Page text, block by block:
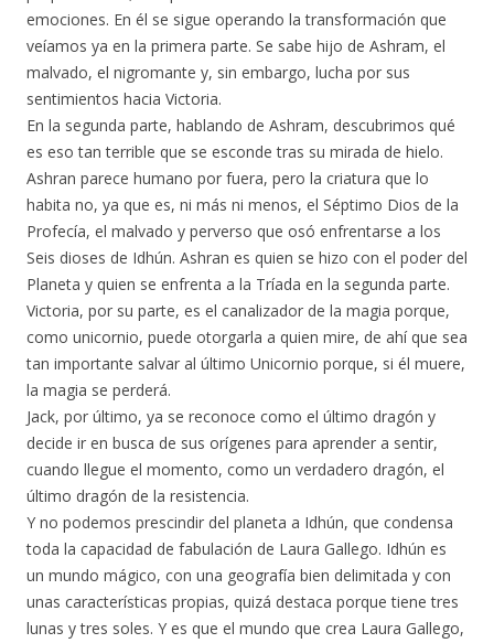
emociones. En él se sigue operando la transformación que
veíamos ya en la primera parte. Se sabe hijo de Ashram, el
malvado, el nigromante y, sin embargo, lucha por sus
sentimientos hacia Victoria.
En la segunda parte, hablando de Ashram, descubrimos qué
es eso tan terrible que se esconde tras su mirada de hielo.
Ashran parece humano por fuera, pero la criatura que lo
habita no, ya que es, ni más ni menos, el Séptimo Dios de la
Profecía, el malvado y perverso que osó enfrentarse a los
Seis dioses de Idhún. Ashran es quien se hizo con el poder del
Planeta y quien se enfrenta a la Tríada en la segunda parte.
Victoria, por su parte, es el canalizador de la magia porque,
como unicornio, puede otorgarla a quien mire, de ahí que sea
tan importante salvar al último Unicornio porque, si él muere,
la magia se perderá.
Jack, por último, ya se reconoce como el último dragón y
decide ir en busca de sus orígenes para aprender a sentir,
cuando llegue el momento, como un verdadero dragón, el
último dragón de la resistencia.
Y no podemos prescindir del planeta a Idhún, que condensa
toda la capacidad de fabulación de Laura Gallego. Idhún es
un mundo mágico, con una geografía bien delimitada y con
unas características propias, quizá destaca porque tiene tres
lunas y tres soles. Y es que el mundo que crea Laura Gallego,